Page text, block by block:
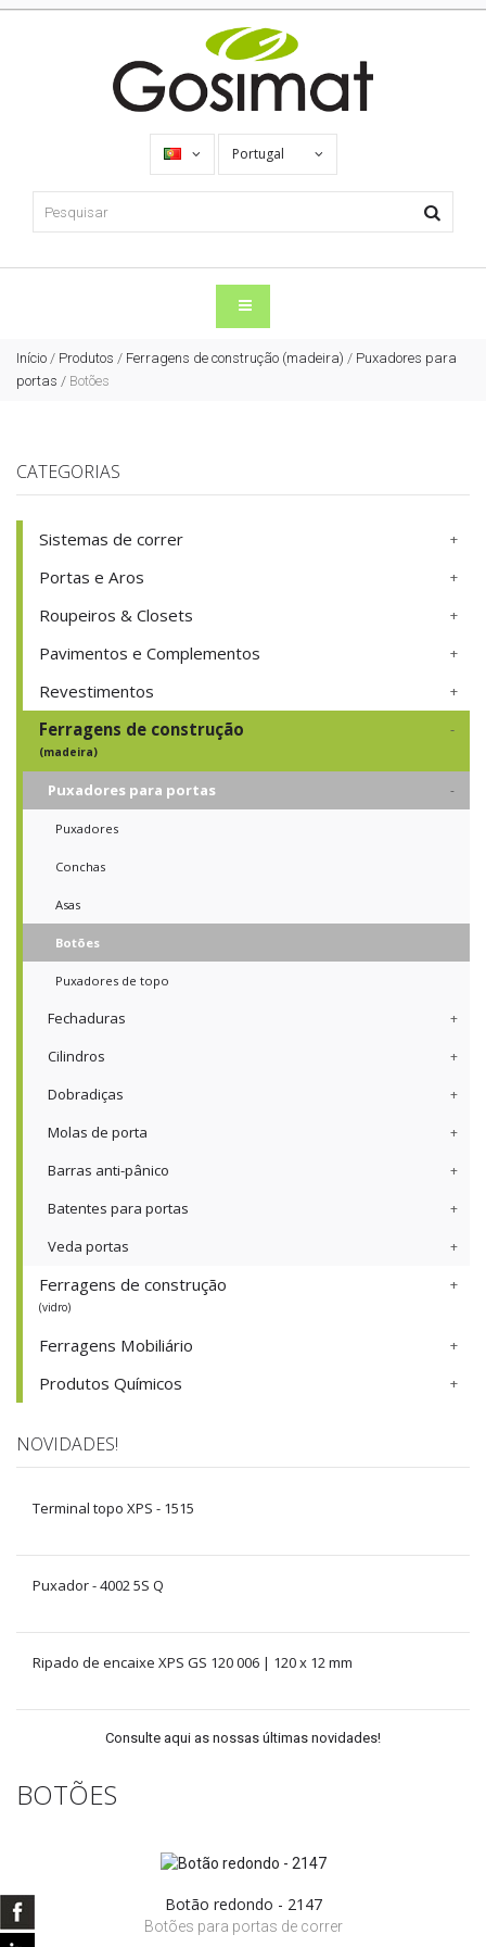
Portugal
Início / Produtos / Ferragens de construção (madeira) / Puxadores para
portas / Botões
CATEGORIAS
Sistemas de correr
Portas e Aros
Roupeiros & Closets
Pavimentos e Complementos
Revestimentos
Ferragens de construção
(madeira)
Puxadores para portas
Puxadores
Conchas
Asas
Botões
Puxadores de topo
Fechaduras
Cilindros
Dobradiças
Molas de porta
Barras anti-pânico
Batentes para portas
Veda portas
Ferragens de construção
(vidro)
Ferragens Mobiliário
Produtos Químicos
NOVIDADES!
Terminal topo XPS - 1515
Puxador - 4002 5S Q
Ripado de encaixe XPS GS 120 006 | 120 x 12 mm
Consulte aqui as nossas últimas novidades!
BOTÕES
Botão redondo - 2147
Botões para portas de correr